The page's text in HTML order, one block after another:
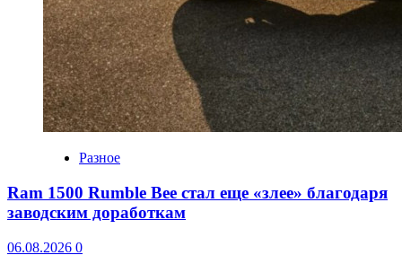
Разное
Ram 1500 Rumble Bee стал еще «злее» благодаря
заводским доработкам
06.08.2026 0